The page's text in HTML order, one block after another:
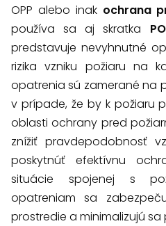
OPP alebo inak ochrana
používa sa aj skratka
predstavuje nevyhnutné
rizika vzniku požiaru na
opatrenia sú zamerané na
v prípade, že by k požiaru
oblasti ochrany pred
znížiť pravdepodobnosť
poskytnúť efektívnu
situácie spojenej s
opatreniam sa
prostredie a minimalizujú